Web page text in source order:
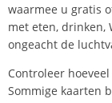
waarmee u gratis
met eten, drinken,
ongeacht de
Controleer
Sommige kaarten